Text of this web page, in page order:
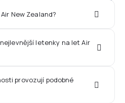
New Zealand?
letenky na let Air
provozují podobné